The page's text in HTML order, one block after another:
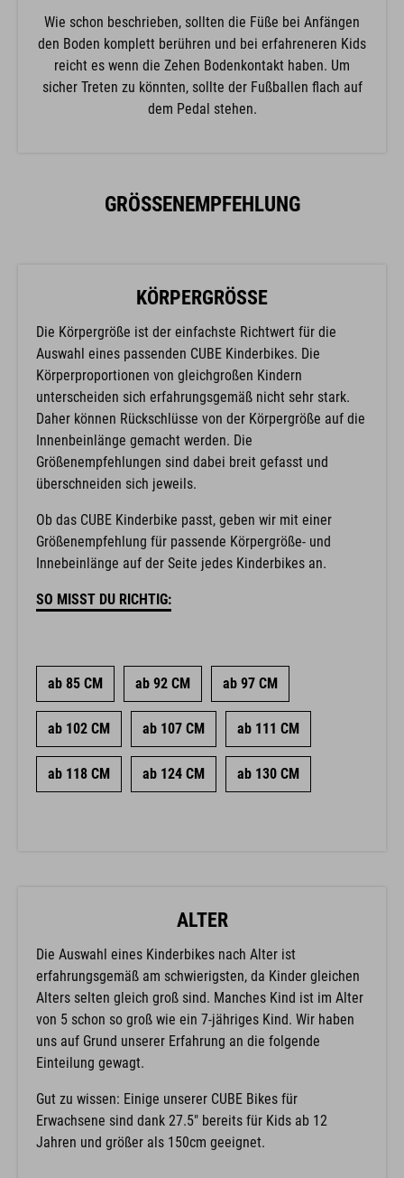
Wie schon beschrieben, sollten die Füße bei Anfängen
den Boden komplett berühren und bei erfahreneren Kids
reicht es wenn die Zehen Bodenkontakt haben. Um
sicher Treten zu könnten, sollte der Fußballen flach auf
dem Pedal stehen.
GRÖSSENEMPFEHLUNG
KÖRPERGRÖSSE
Die Körpergröße ist der einfachste Richtwert für die
Auswahl eines passenden CUBE Kinderbikes. Die
Körperproportionen von gleichgroßen Kindern
unterscheiden sich erfahrungsgemäß nicht sehr stark.
Daher können Rückschlüsse von der Körpergröße auf die
Innenbeinlänge gemacht werden. Die
Größenempfehlungen sind dabei breit gefasst und
überschneiden sich jeweils.
Ob das CUBE Kinderbike passt, geben wir mit einer
Größenempfehlung für passende Körpergröße- und
Innebeinlänge auf der Seite jedes Kinderbikes an.
SO MISST DU RICHTIG:
ab 85 CM ab 92 CM ab 97 CM
ab 102 CM ab 107 CM ab 111 CM
ab 118 CM ab 124 CM ab 130 CM
ALTER
Die Auswahl eines Kinderbikes nach Alter ist
erfahrungsgemäß am schwierigsten, da Kinder gleichen
Alters selten gleich groß sind. Manches Kind ist im Alter
von 5 schon so groß wie ein 7-jähriges Kind. Wir haben
uns auf Grund unserer Erfahrung an die folgende
Einteilung gewagt.
Gut zu wissen: Einige unserer CUBE Bikes für
Erwachsene sind dank 27.5" bereits für Kids ab 12
Jahren und größer als 150cm geeignet.